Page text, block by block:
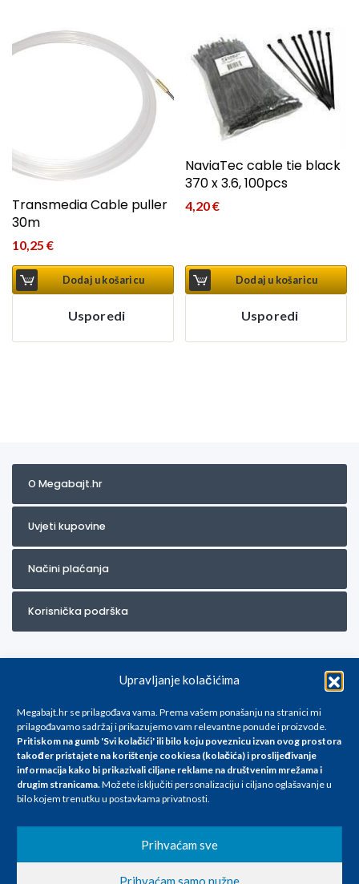
Upravljanje kolačićima
Megabajt.hr se prilagođava vama. Prema vašem ponašanju na stranici mi
prilagođavamo sadržaj i prikazujemo vam relevantne ponude i proizvode.
Pritiskom na gumb 'Svi kolačići' ili bilo koju poveznicu izvan ovog prostora
također pristajete na korištenje cookiesa (kolačića) i proslijeđivanje
informacija kako bi prikazivali ciljane reklame na društvenim mrežama i
drugim stranicama.Možete isključiti personalizaciju i ciljano oglašavanje u
bilo kojem trenutku u postavkama privatnosti.
Prihvaćam sve
Prihvaćam samo nužne
Transmedia Cable puller
30m
10,25 €
Dodaj u košaricu
Usporedi
NaviaTec cable tie black
370 x 3.6, 100pcs
4,20€
Dodaj u košaricu
Usporedi
O Megabajt.hr
Uvjeti kupovine
Načini plaćanja
Korisnička podrška
Za artikle kojih trenutno nema u ponudi obratite nam se na
info@megabajt.hr. Sve cijene su informativnog karaktera i podložne su
promjenama, a
iskazane su za avansno plaćanje(gotovina) u Eurima i uključuju PDV. Sve
se razlikovati od cijena u našim poslovnicama. Trudimo se dati što bolji
i točniji opis i sliku. Unatoč tome, ne možemo garantirati da su svi